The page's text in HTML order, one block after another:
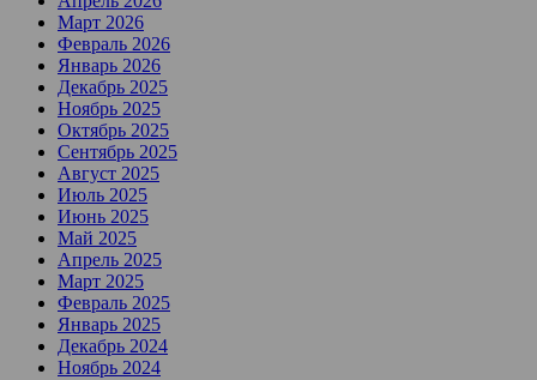
Март 2026
Февраль 2026
Январь 2026
Декабрь 2025
Ноябрь 2025
Октябрь 2025
Сентябрь 2025
Август 2025
Июль 2025
Июнь 2025
Май 2025
Апрель 2025
Март 2025
Февраль 2025
Январь 2025
Декабрь 2024
Ноябрь 2024